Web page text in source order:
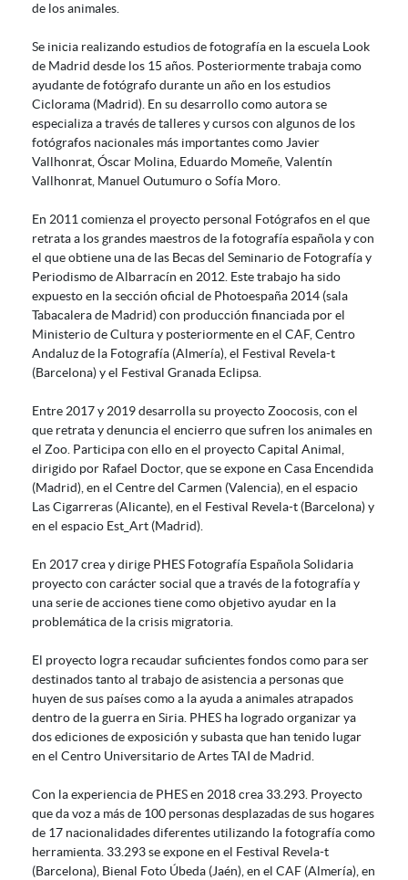
de los animales.
Se inicia realizando estudios de fotografía en la escuela Look
de Madrid desde los 15 años. Posteriormente trabaja como
ayudante de fotógrafo durante un año en los estudios
Ciclorama (Madrid). En su desarrollo como autora se
especializa a través de talleres y cursos con algunos de los
fotógrafos nacionales más importantes como Javier
Vallhonrat, Óscar Molina, Eduardo Momeñe, Valentín
Vallhonrat, Manuel Outumuro o Sofía Moro.
En 2011 comienza el proyecto personal Fotógrafos en el que
retrata a los grandes maestros de la fotografía española y con
el que obtiene una de las Becas del Seminario de Fotografía y
Periodismo de Albarracín en 2012. Este trabajo ha sido
expuesto en la sección oficial de Photoespaña 2014 (sala
Tabacalera de Madrid) con producción financiada por el
Ministerio de Cultura y posteriormente en el CAF, Centro
Andaluz de la Fotografía (Almería), el Festival Revela-t
(Barcelona) y el Festival Granada Eclipsa.
Entre 2017 y 2019 desarrolla su proyecto Zoocosis, con el
que retrata y denuncia el encierro que sufren los animales en
el Zoo. Participa con ello en el proyecto Capital Animal,
dirigido por Rafael Doctor, que se expone en Casa Encendida
(Madrid), en el Centre del Carmen (Valencia), en el espacio
Las Cigarreras (Alicante), en el Festival Revela-t (Barcelona) y
en el espacio Est_Art (Madrid).
En 2017 crea y dirige PHES Fotografía Española Solidaria
proyecto con carácter social que a través de la fotografía y
una serie de acciones tiene como objetivo ayudar en la
problemática de la crisis migratoria.
El proyecto logra recaudar suficientes fondos como para ser
destinados tanto al trabajo de asistencia a personas que
huyen de sus países como a la ayuda a animales atrapados
dentro de la guerra en Siria. PHES ha logrado organizar ya
dos ediciones de exposición y subasta que han tenido lugar
en el Centro Universitario de Artes TAI de Madrid.
Con la experiencia de PHES en 2018 crea 33.293. Proyecto
que da voz a más de 100 personas desplazadas de sus hogares
de 17 nacionalidades diferentes utilizando la fotografía como
herramienta. 33.293 se expone en el Festival Revela-t
(Barcelona), Bienal Foto Úbeda (Jaén), en el CAF (Almería), en